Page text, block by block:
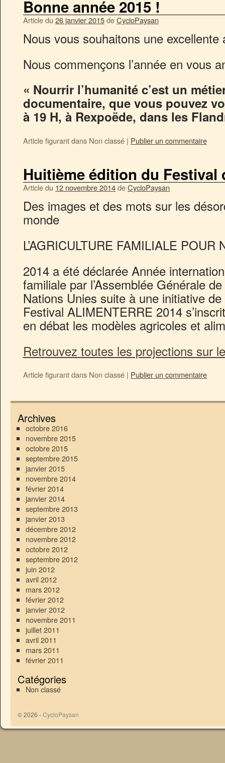
Bonne année 2015 !
Article du 26 janvier 2015deCycloPaysan
Nous vous souhaitons une excellente
Nous commençons l’année en vous
« Nourrir l’humanité c’est un
documentaire, que vous pouvez
à 19 H, à Rexpoëde, dans les
Article figurant dans Non classé | Publier un commentaire
Huitième édition du Festival
Article du 12 novembre 2014deCycloPaysan
Des images et des mots sur les
monde
L’AGRICULTURE FAMILIALE
2014 a été déclarée Année
familiale par l’Assemblée Générale
Nations Unies suite à une initiative
Festival ALIMENTERRE 2014
en débat les modèles agricoles et
Retrouvez toutes les projections sur
Article figurant dans Non classé | Publier un commentaire
Archives
octobre 2016
novembre 2015
octobre 2015
septembre 2015
janvier 2015
novembre 2014
février 2014
janvier 2014
septembre 2013
janvier 2013
décembre 2012
novembre 2012
octobre 2012
septembre 2012
juin 2012
avril 2012
mars 2012
février 2012
janvier 2012
novembre 2011
juillet 2011
avril 2011
mars 2011
février 2011
Catégories
Non classé
© 2026 -CycloPaysan